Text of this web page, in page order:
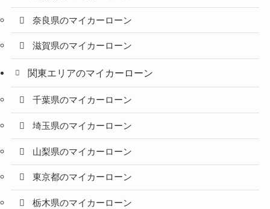
奈良県のマイカーローン
滋賀県のマイカーローン
関東エリアのマイカーローン
千葉県のマイカーローン
埼玉県のマイカーローン
山梨県のマイカーローン
東京都のマイカーローン
栃木県のマイカーローン